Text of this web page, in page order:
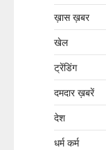
ख़ास ख़बर
खेल
ट्रेंडिंग
दमदार ख़बरें
देश
धर्म कर्म